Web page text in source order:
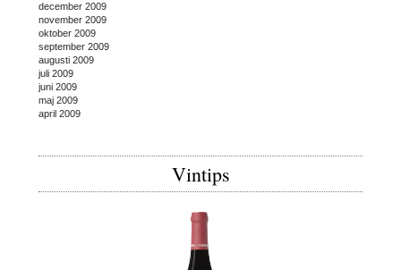
december 2009
november 2009
oktober 2009
september 2009
augusti 2009
juli 2009
juni 2009
maj 2009
april 2009
Vintips